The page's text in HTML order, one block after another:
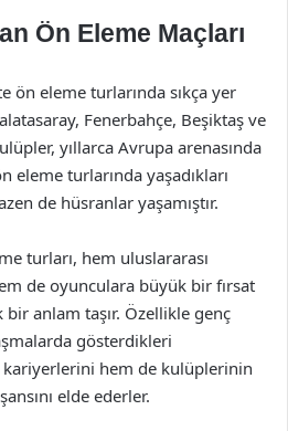
Ön Eleme Maçları
ön eleme turlarında sıkça yer
Fenerbahçe, Beşiktaş ve
yıllarca Avrupa arenasında
eleme turlarında yaşadıkları
de hüsranlar yaşamıştır.
turları, hem uluslararası
de oyunculara büyük bir fırsat
bir anlam taşır. Özellikle genç
gösterdikleri
hem de kulüplerinin
elde ederler.